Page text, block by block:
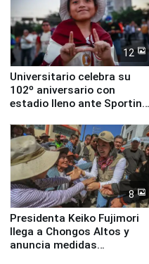
12
Universitario celebra su
102º aniversario con
estadio lleno ante Sporting
8
Presidenta Keiko Fujimori
llega a Chongos Altos y
anuncia medidas